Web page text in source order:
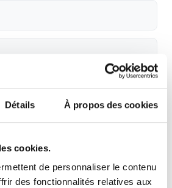
Détails À propos des cookies
cookies.
de personnaliser le contenu
des fonctionnalités relatives aux